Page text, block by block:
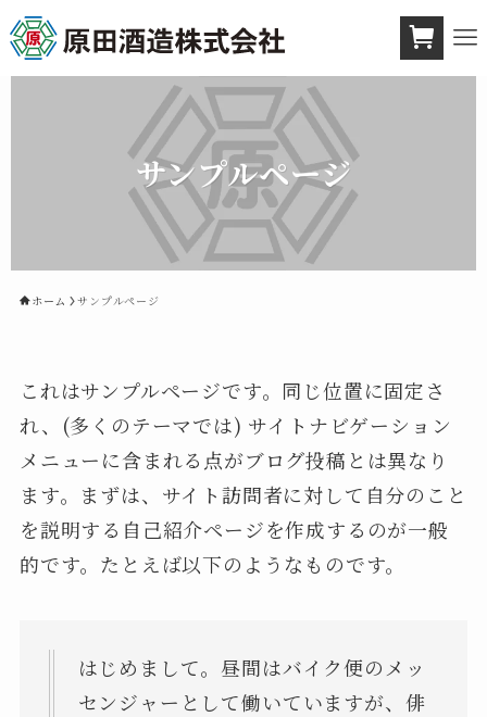
サンプルページ
ホーム サンプルページ
これはサンプルページです。同じ位置に固定さ
れ、(多くのテーマでは) サイトナビゲーション
メニューに含まれる点がブログ投稿とは異なり
ます。まずは、サイト訪問者に対して自分のこと
を説明する自己紹介ページを作成するのが一般
的です。たとえば以下のようなものです。
はじめまして。昼間はバイク便のメッ
センジャーとして働いていますが、俳